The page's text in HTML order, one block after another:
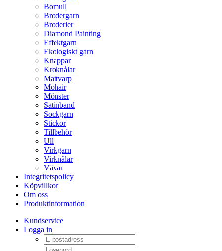
Bomull
Brodergarn
Broderier
Diamond Painting
Effektgarn
Ekologiskt garn
Knappar
Kroknålar
Mattvarp
Mohair
Mönster
Satinband
Sockgarn
Stickor
Tillbehör
Ull
Virkgarn
Virknålar
Vävar
Integritetspolicy
Köpvillkor
Om oss
Produktinformation
Kundservice
Logga in